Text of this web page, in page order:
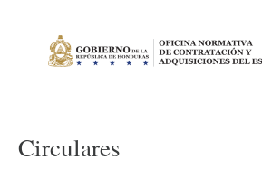
Circulares